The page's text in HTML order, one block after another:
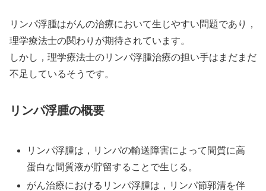
リンパ浮腫はがんの治療において生じやすい問題であり，
理学療法士の関わりが期待されています。
しかし，理学療法士のリンパ浮腫治療の担い手はまだまだ
不足しているそうです。
リンパ浮腫の概要
リンパ浮腫は，リンパの輸送障害によって間質に高
蛋白な間質液が貯留することで生じる。
がん治療におけるリンパ浮腫は，リンパ節郭清を伴